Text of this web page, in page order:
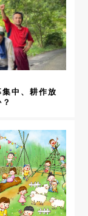
中、耕作放